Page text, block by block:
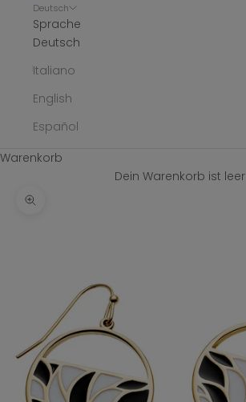
Deutsch
Sprache
Deutsch
Italiano
English
Español
Warenkorb
Dein Warenkorb ist leer
Bild vergrößern